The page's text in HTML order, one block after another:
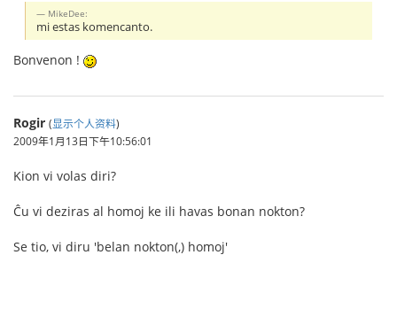
MikeDee:
mi estas komencanto.
Bonvenon !
Rogir (显示个人资料)
2009年1月13日下午10:56:01
Kion vi volas diri?
Ĉu vi deziras al homoj ke ili havas bonan nokton?
Se tio, vi diru 'belan nokton(,) homoj'